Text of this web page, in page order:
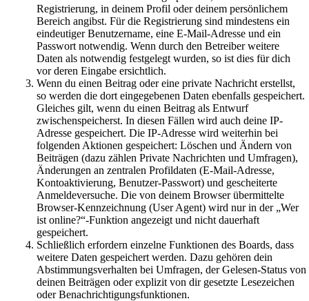
Registrierung, in deinem Profil oder deinem persönlichem
Bereich angibst. Für die Registrierung sind mindestens ein
eindeutiger Benutzername, eine E-Mail-Adresse und ein
Passwort notwendig. Wenn durch den Betreiber weitere
Daten als notwendig festgelegt wurden, so ist dies für dich
vor deren Eingabe ersichtlich.
Wenn du einen Beitrag oder eine private Nachricht erstellst,
so werden die dort eingegebenen Daten ebenfalls gespeichert.
Gleiches gilt, wenn du einen Beitrag als Entwurf
zwischenspeicherst. In diesen Fällen wird auch deine IP-
Adresse gespeichert. Die IP-Adresse wird weiterhin bei
folgenden Aktionen gespeichert: Löschen und Ändern von
Beiträgen (dazu zählen Private Nachrichten und Umfragen),
Änderungen an zentralen Profildaten (E-Mail-Adresse,
Kontoaktivierung, Benutzer-Passwort) und gescheiterte
Anmeldeversuche. Die von deinem Browser übermittelte
Browser-Kennzeichnung (User Agent) wird nur in der „Wer
ist online?“-Funktion angezeigt und nicht dauerhaft
gespeichert.
Schließlich erfordern einzelne Funktionen des Boards, dass
weitere Daten gespeichert werden. Dazu gehören dein
Abstimmungsverhalten bei Umfragen, der Gelesen-Status von
deinen Beiträgen oder explizit von dir gesetzte Lesezeichen
oder Benachrichtigungsfunktionen.